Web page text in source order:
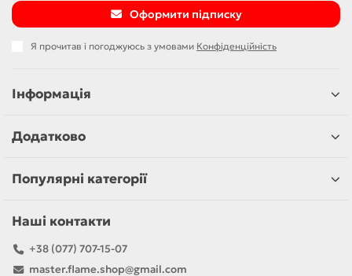
Оформити підписку
Я прочитав і погоджуюсь з умовами Конфіденційність
Інформація
Додатково
Популярні категорії
Наші контакти
+38 (077) 707-15-07
master.flame.shop@gmail.com